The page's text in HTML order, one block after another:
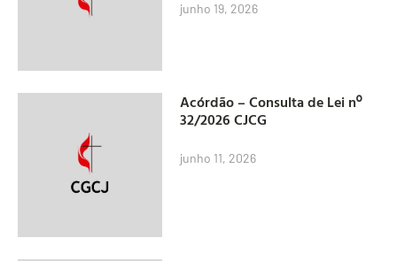
junho 19, 2026
Acórdão – Consulta de Lei nº
32/2026 CJCG
junho 11, 2026